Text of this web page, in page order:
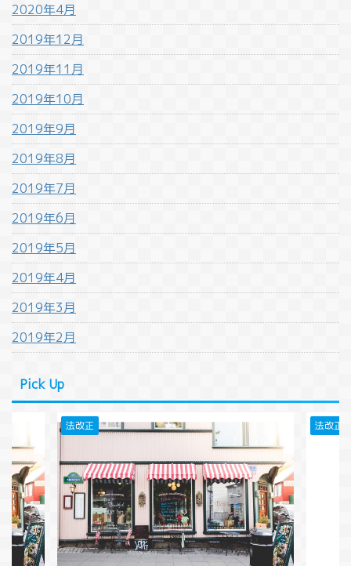
2020年4月
2019年12月
2019年11月
2019年10月
2019年9月
2019年8月
2019年7月
2019年6月
2019年5月
2019年4月
2019年3月
2019年2月
Pick Up
法改正 法改正